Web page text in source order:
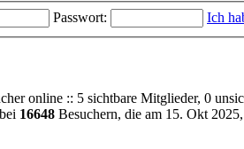
Passwort: Ich
online :: 5 sichtbare Mitglieder, 0
16648 Besuchern, die am 15. Okt